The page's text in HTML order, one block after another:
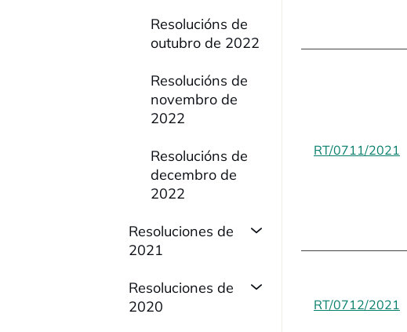
Resolucións de
outubro de 2022
Resolucións de
novembro de
2022
Resolucións de
decembro de
2022
Resoluciones de
2021
Resoluciones de
2020
RT/0711/2021
RT/0712/2021